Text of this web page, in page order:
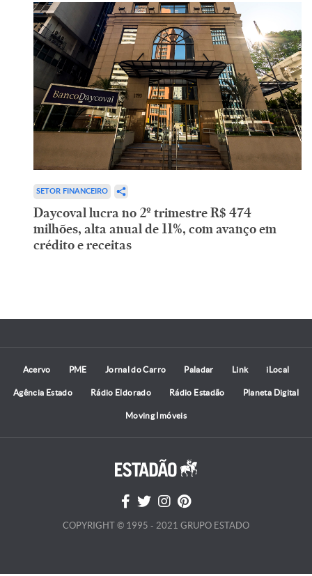
SETOR FINANCEIRO
Daycoval lucra no 2º trimestre R$ 474
milhões, alta anual de 11%, com avanço em
crédito e receitas
Acervo PME Jornal do Carro Paladar Link iLocal
Agência Estado Rádio Eldorado Rádio Estadão Planeta Digital
Moving Imóveis
COPYRIGHT © 1995 - 2021 GRUPO ESTADO